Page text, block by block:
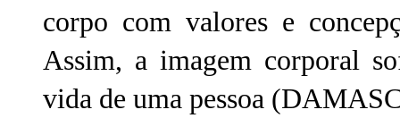
corpo com valores e
Assim, a imagem corporal
vida de uma pessoa